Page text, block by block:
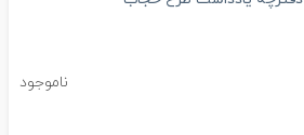
ناموجود